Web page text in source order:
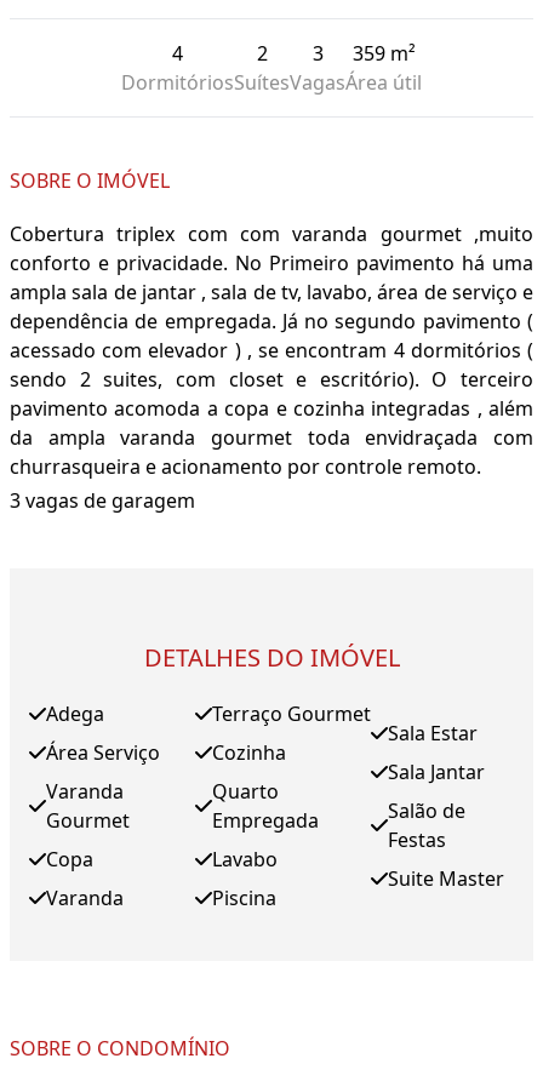
4
Dormitórios
2
Suítes
3
Vagas
359 m²
Área útil
SOBRE O IMÓVEL
Cobertura triplex com com varanda gourmet ,muito
conforto e privacidade. No Primeiro pavimento há uma
ampla sala de jantar , sala de tv, lavabo, área de serviço e
dependência de empregada. Já no segundo pavimento (
acessado com elevador ) , se encontram 4 dormitórios (
sendo 2 suites, com closet e escritório). O terceiro
pavimento acomoda a copa e cozinha integradas , além
da ampla varanda gourmet toda envidraçada com
churrasqueira e acionamento por controle remoto.
3 vagas de garagem
DETALHES DO IMÓVEL
Adega
Área Serviço
Varanda
Gourmet
Copa
Varanda
Terraço Gourmet
Cozinha
Quarto
Empregada
Lavabo
Piscina
Sala Estar
Sala Jantar
Salão de
Festas
Suite Master
SOBRE O CONDOMÍNIO